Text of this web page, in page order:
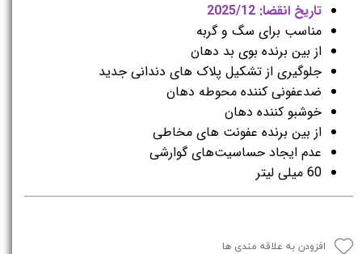
تاریخ انقضا: 2025/12
مناسب برای سگ و گربه
از بین برنده بوی بد دهان
جلوگیری از تشکیل پلاک های دندانی جدید
ضدعفونی کننده محوطه دهان
خوشبو کننده دهان
از بین برنده عفونت های مخاطی
عدم ایجاد حساسیت‌های گوارشی
60 میلی لیتر
افزودن به علاقه مندی ها